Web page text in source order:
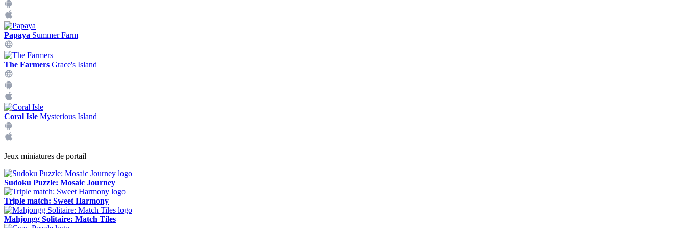
Papaya Summer Farm
The Farmers Grace's Island
Coral Isle Mysterious Island
Jeux miniatures de portail
Sudoku Puzzle: Mosaic Journey
Triple match: Sweet Harmony
Mahjongg Solitaire: Match Tiles